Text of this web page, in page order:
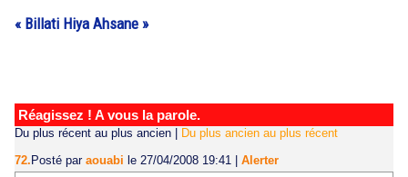
« Billati Hiya Ahsane »
Réagissez ! A vous la parole.
Du plus récent au plus ancien
Du plus ancien au plus récent
72. Posté par aouabi le 27/04/2008 19:41
Alerter